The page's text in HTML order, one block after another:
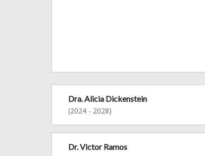
Dra. Alicia Dickenstein
(2024 - 2028)
Dr. Victor Ramos